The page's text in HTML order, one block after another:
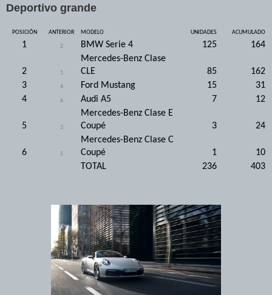
Deportivo grande
POSICIÓN ANTERIOR MODELO UNIDADES ACUMULADO
1 2 BMW Serie 4 125 164
2 1
Mercedes-Benz Clase
CLE
85
162
3
4 Ford Mustang 15
31
4
6 Audi A5 7 12
5 3
Mercedes-Benz Clase E
Coupé
3 24
6 5
Mercedes-Benz Clase C
Coupé
1
10
TOTAL
236 403